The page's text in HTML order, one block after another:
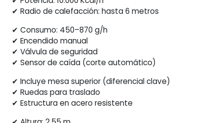
✔ Radio de calefacción: hasta 6 metros
✔ Consumo: 450–870 g/h
✔ Encendido manual
✔ Válvula de seguridad
✔ Sensor de caída (corte automático)
✔ Incluye mesa superior (diferencial clave)
✔ Ruedas para traslado
✔ Estructura en acero resistente